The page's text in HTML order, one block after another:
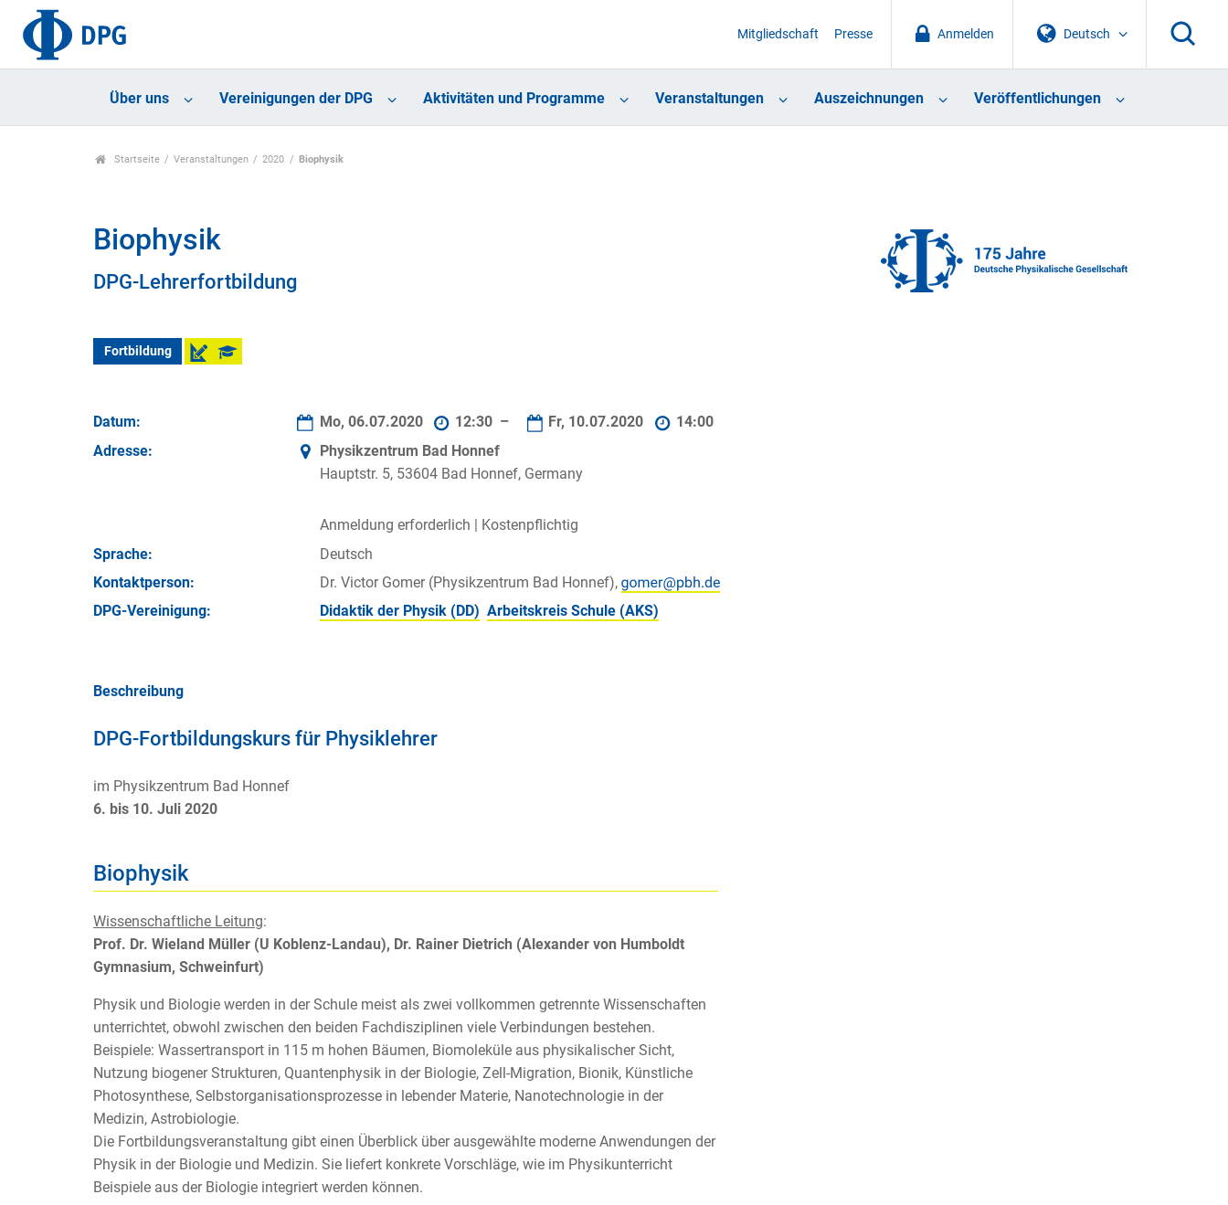
Deutsch
Anmelden
Mitgliedschaft Presse
Über uns Vereinigungen der DPG Aktivitäten und Programme Veranstaltungen Auszeichnungen Veröffentlichungen
Startseite Veranstaltungen 2020 Biophysik
Biophysik
DPG-Lehrerfortbildung
Fortbildung
Datum: Mo, 06.07.2020 12:30 – Fr, 10.07.2020
14:00
Adresse:
Physikzentrum Bad Honnef
Hauptstr. 5, 53604 Bad Honnef, Germany
Anmeldung erforderlich | Kostenpflichtig
Sprache:
Deutsch
Kontakt­person:
Dr. Victor Gomer (Physikzentrum Bad Honnef),
DPG-Vereinigung:
Didaktik der Physik (DD) Arbeitskreis Schule (AKS)
Beschreibung
DPG-Fortbildungskurs für Physiklehrer
im Physikzentrum Bad Honnef
6. bis 10. Juli 2020
Biophysik
Wissenschaftliche Leitung:
Prof. Dr. Wieland Müller (U Koblenz-Landau), Dr. Rainer Dietrich (Alexander von Humboldt
Gymnasium, Schweinfurt)
Physik und Biologie werden in der Schule meist als zwei vollkommen getrennte Wissenschaften
unterrichtet, obwohl zwischen den beiden Fachdisziplinen viele Verbindungen bestehen.
Beispiele: Wassertransport in 115 m hohen Bäumen, Biomoleküle aus physikalischer Sicht,
Nutzung biogener Strukturen, Quantenphysik in der Biologie, Zell-Migration, Bionik, Künstliche
Photosynthese, Selbstorganisationsprozesse in lebender Materie, Nanotechnologie in der
Medizin, Astrobiologie.
Die Fortbildungsveranstaltung gibt einen Überblick über ausgewählte moderne Anwendungen der
Physik in der Biologie und Medizin. Sie liefert konkrete Vorschläge, wie im Physikunterricht
Beispiele aus der Biologie integriert werden können.